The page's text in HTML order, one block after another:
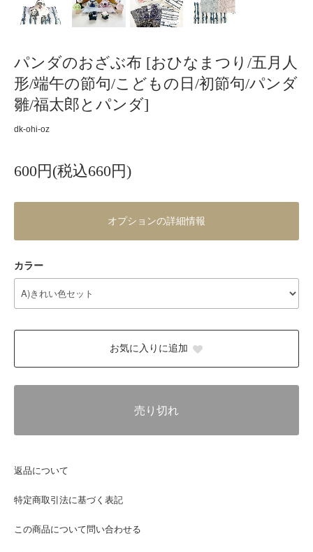
パンダのおざぶ布 [おひなまつり/五月人
形/端午の節句/こどもの日/初節句/パンダ
雛/福太郎とパンダ]
dk-ohi-oz
600円(税込660円)
オプションの詳細情報
カラー
お気に入りに追加
売り切れ
返品について
特定商取引法に基づく表記
この商品について問い合わせる